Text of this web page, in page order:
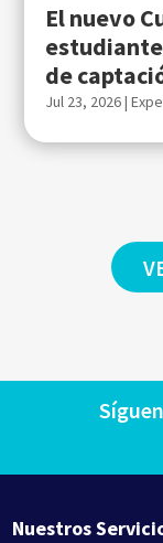
El nuevo
de
Jul 23, 2026|
Nuestros